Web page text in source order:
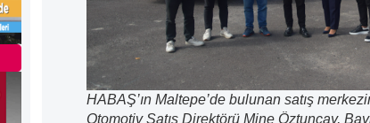
HABAŞ’ın Maltepe’de bulunan satış
Otomotiv Satış Direktörü Mine Öztuncay,